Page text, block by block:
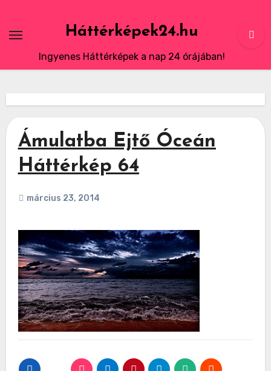
content
Háttérképek24.hu
Ingyenes Háttérképek a nap 24 órájában!
Ámulatba Ejtő Óceán
Háttérkép 64
március 23, 2014